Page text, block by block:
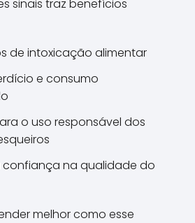
sinais traz benefícios
de intoxicação alimentar
e consumo
o uso responsável dos
confiança na qualidade do
melhor como esse